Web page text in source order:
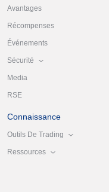
Avantages
Récompenses
Événements
Sécurité
Media
RSE
Connaissance
Outils De Trading
Ressources